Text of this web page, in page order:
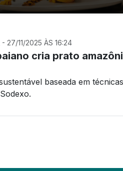
- 27/11/2025 ÀS 16:24
cria prato
baseada em